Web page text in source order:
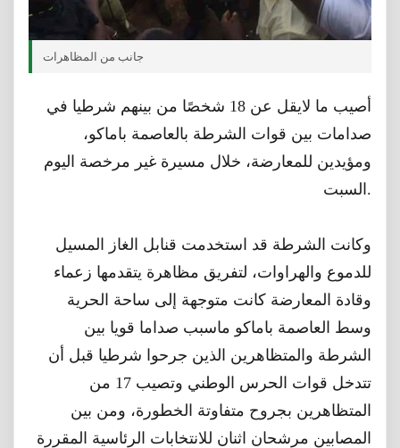
جانب من المظاهرات
أصيب ما لايقل عن 18 شخصًا من بينهم شرطيا في
صدامات بين قوات الشرطة بالعاصمة باماكو،
ومؤيدين للمعارضة، خلال مسيرة غير مرخصة اليوم
السبت.
وكانت الشرطة قد ﺍﺳﺘﺨﺪﻣﺖ ﻗﻨﺎﺑﻞ ﺍﻟﻐﺎﺯ ﺍﻟﻤﺴﻴﻞ
ﻟﻠﺪﻣﻮﻉ ﻭﺍﻟﻬﺮﺍﻭﺍﺕ، ﻟﺘﻔﺮﻳﻖ ﻣﻈﺎﻫﺮﺓ ﻳﺘﻘﺪﻣﻬﺎ ﺯﻋﻤﺎﺀ
ﻭﻗﺎﺩﺓ ﺍﻟﻤﻌﺎﺭﺿﺔ ﻛﺎﻧﺖ ﻣﺘﻮﺟﻬﺔ ﺇﻟﻰ ﺳﺎﺣﺔ ﺍﻟﺤﺮﻳﺔ
وسط ﺍﻟﻌﺎﺻﻤﺔ ﺑﺎﻣﺎﻛﻮ ماسبب صداما قويا بين
الشرطة والمتظاهرين الذين جرحوا شرطيا قبل أن
تتدخل قوات الحرس الوطني وتصيب 17 من
المتظاهرين بجروح متفاوتة الخطورة، ومن بين
المصابين مرشحان اثنان للانتخابات الرئاسية المقررة